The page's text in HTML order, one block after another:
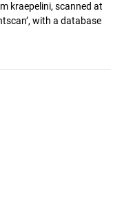
kraepelini, scanned at
with a database